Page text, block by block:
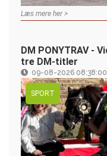
Læs mere her >
DM PONYTRAV -
tre DM-titler
09-08-2026 08:38:00
SPORT